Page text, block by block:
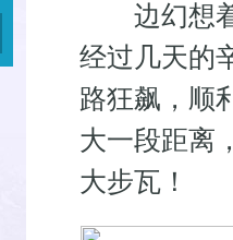
边幻想着
经过几天的
路狂飙，顺
大一段距离
大步瓦！